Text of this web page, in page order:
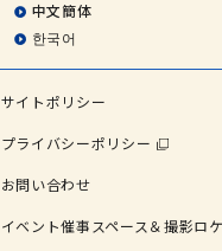
中文簡体
한국어
サイトポリシー
プライバシーポリシー
お問い合わせ
イベント催事スペース＆撮影ロ